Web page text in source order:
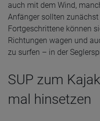
auch mit dem Wind,
Anfänger sollten
Fortgeschrittene können
Richtungen wagen und
zu surfen – in der
SUP zum
mal hinsetzen